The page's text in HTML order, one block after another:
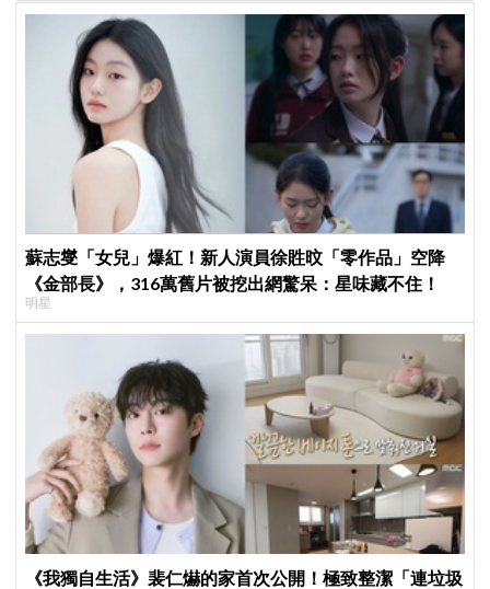
蘇志燮「女兒」爆紅！新人演員徐貹旼「零作品」空降
《金部長》，316萬舊片被挖出網驚呆：星味藏不住！
明星
《我獨自生活》裴仁爀的家首次公開！極致整潔「連垃圾